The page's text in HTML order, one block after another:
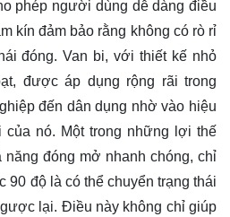
phép người dùng dễ dàng điều
kín đảm bảo rằng không có rò rỉ
đóng. Van bi, với thiết kế nhỏ
được áp dụng rộng rãi trong
đến dân dụng nhờ vào hiệu
nó. Một trong những lợi thế
năng đóng mở nhanh chóng, chỉ
90 độ là có thể chuyển trạng thái
lại. Điều này không chỉ giúp